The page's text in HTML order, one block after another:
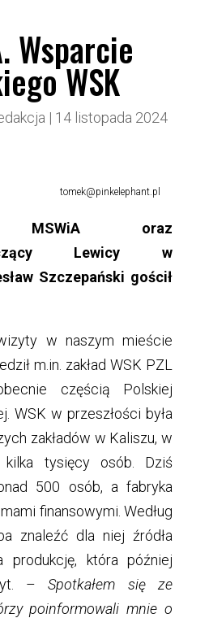
Wsparcie
WSK
| 14 listopada 2024
tomek@pinkelephant.pl
MSWiA oraz
Lewicy w
Szczepański gościł
w naszym mieście
m.in. zakład WSK PZL
częścią Polskiej
WSK w przeszłości była
zakładów w Kaliszu, w
kilka tysięcy osób. Dziś
500 osób, a fabryka
finansowymi. Według
znaleźć dla niej źródła
produkcję, która później
–Spotkałem się ze
poinformowali mnie o